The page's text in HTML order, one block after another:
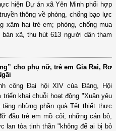
hiện Dự án xã Yên Minh phối hợp
thông về phòng, chống bạo lực
xâm hại trẻ em; phòng, chống mua
xã, thu hút 613 người dân tham
cho phụ nữ, trẻ em Gia Rai, Rơ
công Đại hội XIV của Đảng, Hội
triển khai chuỗi hoạt động "Xuân yêu
những phần quà Tết thiết thực
đầu trẻ em mồ côi, những cán bộ,
lan tỏa tinh thần "không để ai bị bỏ